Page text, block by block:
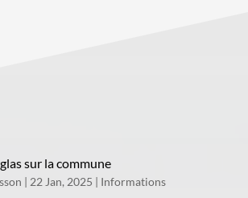
sur la commune
| 22 Jan, 2025 | Informations